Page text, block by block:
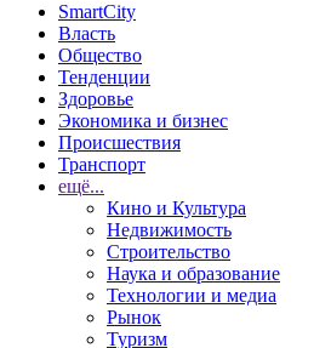
SmartCity
Власть
Общество
Тенденции
Здоровье
Экономика и бизнес
Происшествия
Транспорт
ещё...
Кино и Культура
Недвижимость
Строительство
Наука и образование
Технологии и медиа
Рынок
Туризм